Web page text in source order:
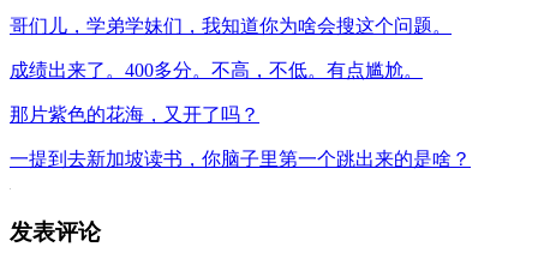
哥们儿，学弟学妹们，我知道你为啥会搜这个问题。
成绩出来了。400多分。不高，不低。有点尴尬。
那片紫色的花海，又开了吗？
一提到去新加坡读书，你脑子里第一个跳出来的是啥？
发表评论